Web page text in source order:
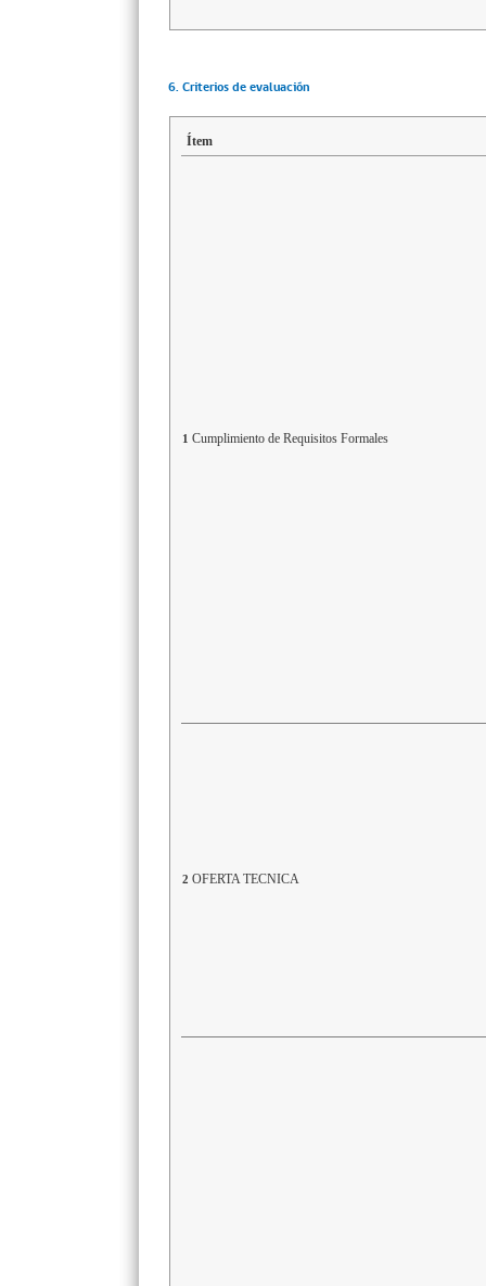
6. Criterios de evaluación
Ítem
1 Cumplimiento de Requisitos Formales
2 OFERTA TECNICA